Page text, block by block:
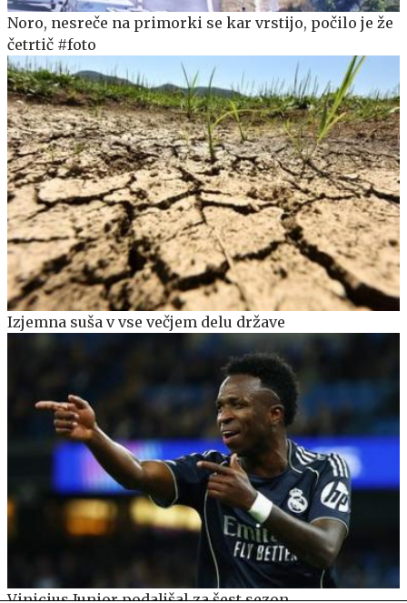
Noro, nesreče na primorki se kar vrstijo, počilo je že
četrtič #foto
Izjemna suša v vse večjem delu države
Vinicius Junior podaljšal za šest sezon